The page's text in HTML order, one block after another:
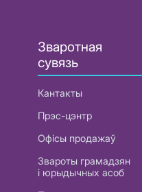
Зваротная
сувязь
Кантакты
Прэс-цэнтр
Офісы продажаў
Звароты грамадзян
і юрыдычных асоб